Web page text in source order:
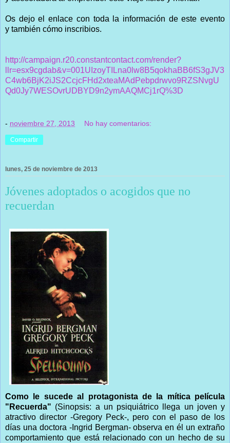
Os dejo el enlace con toda la información de este evento
y también cómo inscribios.
http://campaign.r20.constantcontact.com/render?
llr=esx9cgdab&v=001UIzoyTILna0lw8B5qokhaBB6fS3gJV3
C4wb6BjK2iJS2CcjcFHd2xteaMAdPebpdrwvo9RZSNvgU
Qd0Jy7WESOvrUDBYD9n2ymAAQMCj1rQ%3D
- noviembre 27, 2013 No hay comentarios:
Compartir
lunes, 25 de noviembre de 2013
Jóvenes adoptados o acogidos que no
recuerdan
Como le sucede al protagonista de la mítica película
"Recuerda" (Sinopsis: a un psiquiátrico llega un joven y
atractivo director -Gregory Peck-, pero con el paso de los
días una doctora -Ingrid Bergman- observa en él un extraño
comportamiento que está relacionado con un hecho de su